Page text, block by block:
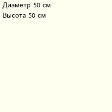
Диаметр 50 см
Высота 50 см